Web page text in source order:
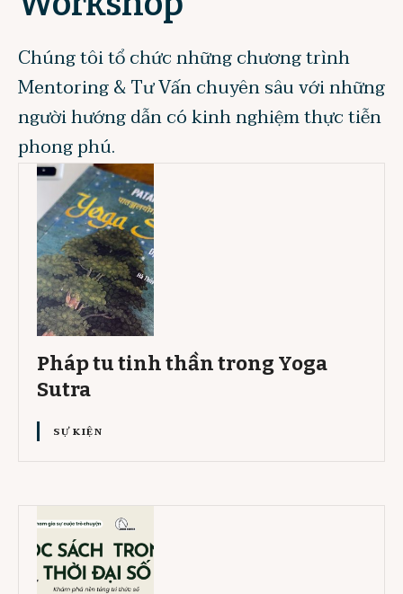
Chúng tôi tổ chức những chương trình
Mentoring & Tư Vấn chuyên sâu với những
người hướng dẫn có kinh nghiệm thực tiễn
phong phú.
Pháp tu tinh thần trong Yoga
Sutra
SỰ KIỆN